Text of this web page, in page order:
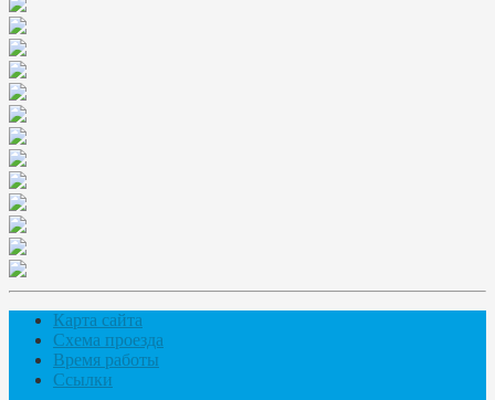
Карта сайта
Схема проезда
Время работы
Ссылки